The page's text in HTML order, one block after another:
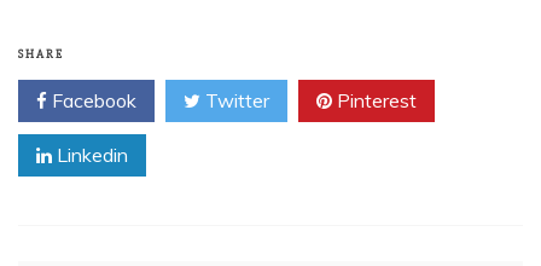
SHARE
Facebook Twitter Pinterest
Linkedin